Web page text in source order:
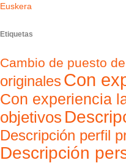
Euskera
Etiquetas
Cambio de puesto
originalesCon
Con experiencia
objetivos
Descripción perfil
Descripción